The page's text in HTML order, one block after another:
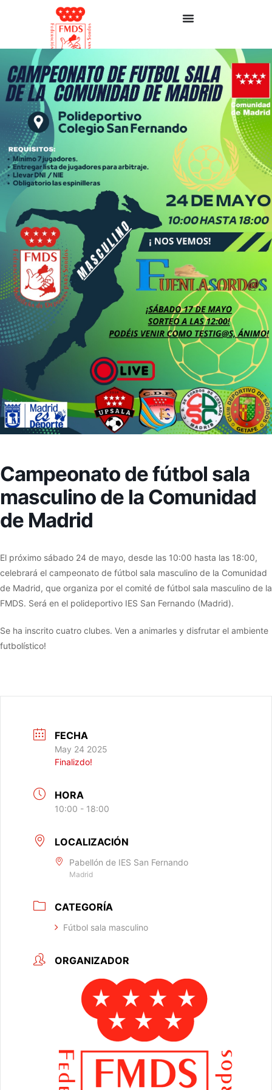
Campeonato de fútbol sala
masculino de la Comunidad
de Madrid
El próximo sábado 24 de mayo, desde las 10:00 hasta las 18:00,
celebrará el campeonato de fútbol sala masculino de la Comunidad
de Madrid, que organiza por el comité de fútbol sala masculino de la
FMDS. Será en el polideportivo IES San Fernando (Madrid).
Se ha inscrito cuatro clubes. Ven a animarles y disfrutar el ambiente
futbolístico!
FECHA
May 24 2025
Finalizdo!
HORA
10:00 - 18:00
LOCALIZACIÓN
Pabellón de IES San Fernando
Madrid
CATEGORÍA
Fútbol sala masculino
ORGANIZADOR